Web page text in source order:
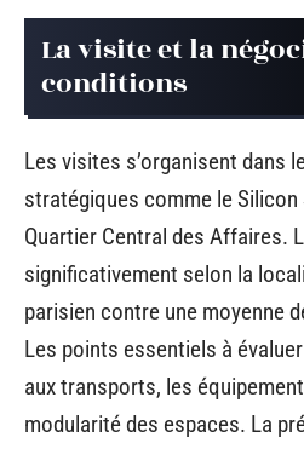
La visite et la
conditions
Les visites s’organisent dans
stratégiques comme le Silicon
Quartier Central des Affaires.
significativement selon la
parisien contre une moyenne
Les points essentiels à
aux transports, les
modularité des espaces. La